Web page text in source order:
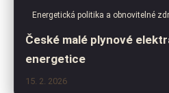
Energetická politika a obnovitelné
České malé plynové
energetice
15. 2. 2026